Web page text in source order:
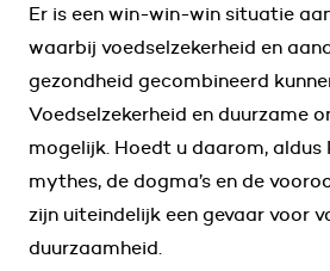
Er is een win-win-win situatie
waarbij voedselzekerheid en
gezondheid gecombineerd
Voedselzekerheid en duurzame
mogelijk. Hoedt u daarom, aldus
mythes, de dogma’s en de
zijn uiteindelijk een gevaar voor
duurzaamheid.